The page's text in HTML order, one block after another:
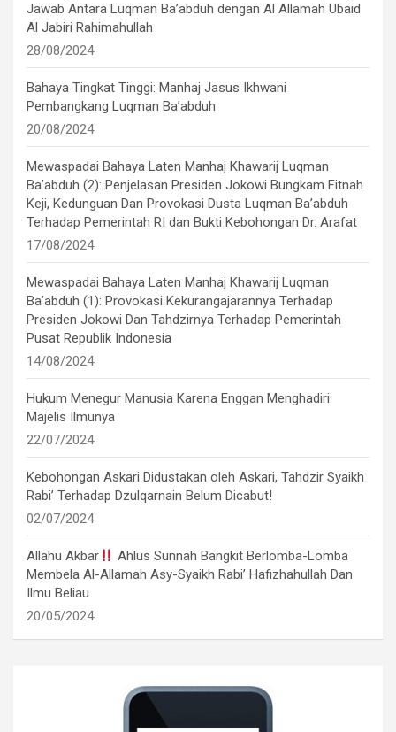
Jawab Antara Luqman Ba’abduh dengan Al Allamah Ubaid
Al Jabiri Rahimahullah
28/08/2024
Bahaya Tingkat Tinggi: Manhaj Jasus Ikhwani
Pembangkang Luqman Ba’abduh
20/08/2024
Mewaspadai Bahaya Laten Manhaj Khawarij Luqman
Ba’abduh (2): Penjelasan Presiden Jokowi Bungkam Fitnah
Keji, Kedunguan Dan Provokasi Dusta Luqman Ba’abduh
Terhadap Pemerintah RI dan Bukti Kebohongan Dr. Arafat
17/08/2024
Mewaspadai Bahaya Laten Manhaj Khawarij Luqman
Ba’abduh (1): Provokasi Kekurangajarannya Terhadap
Presiden Jokowi Dan Tahdzirnya Terhadap Pemerintah
Pusat Republik Indonesia
14/08/2024
Hukum Menegur Manusia Karena Enggan Menghadiri
Majelis Ilmunya
22/07/2024
Kebohongan Askari Didustakan oleh Askari, Tahdzir Syaikh
Rabi’ Terhadap Dzulqarnain Belum Dicabut!
02/07/2024
Allahu Akbar
Ahlus Sunnah Bangkit Berlomba-Lomba
Membela Al-Allamah Asy-Syaikh Rabi’ Hafizhahullah Dan
Ilmu Beliau
20/05/2024